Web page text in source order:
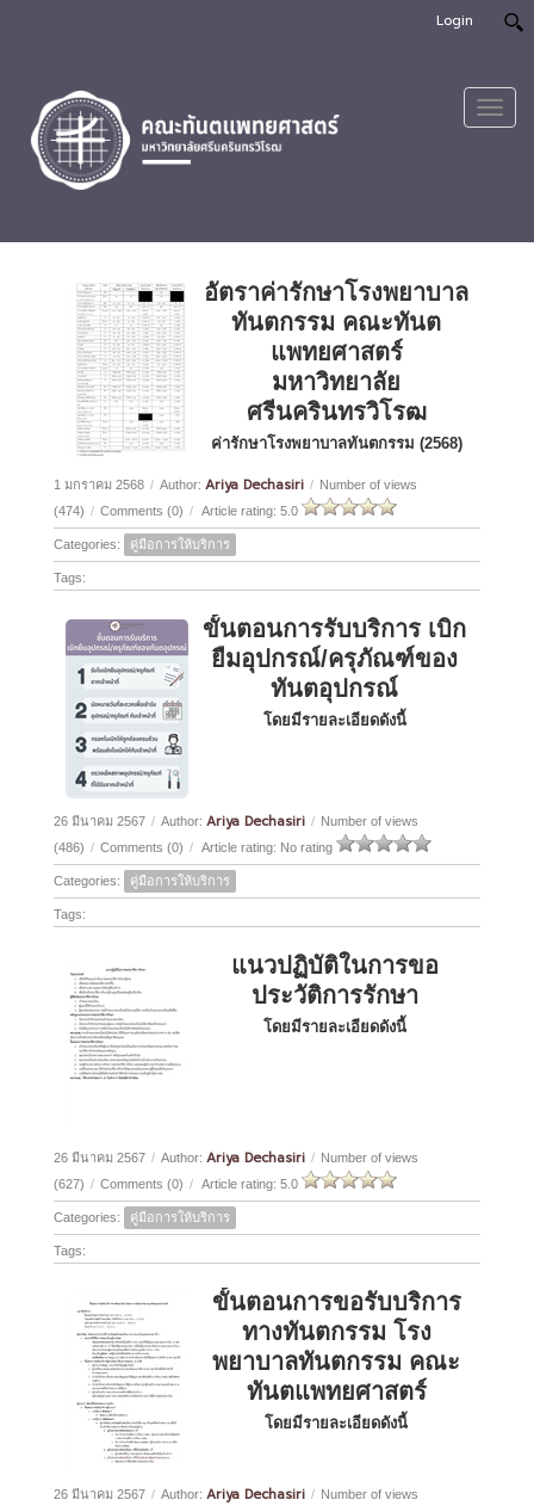
Login
อัตราค่ารักษาโรงพยาบาล
ทันตกรรม คณะทันต
แพทยศาสตร์
มหาวิทยาลัย
ศรีนครินทรวิโรฒ
ค่ารักษาโรงพยาบาลทันตกรรม (2568)
1 มกราคม 2568 / Author: Ariya Dechasiri / Number of views
(474) / Comments (0) / Article rating: 5.0
Categories: คู่มือการให้บริการ
Tags:
ขั้นตอนการรับบริการ เบิก
ยืมอุปกรณ์/ครุภัณฑ์ของ
ทันตอุปกรณ์
โดยมีรายละเอียดดังนี้
26 มีนาคม 2567 / Author: Ariya Dechasiri / Number of views
(486) / Comments (0) / Article rating: No rating
Categories: คู่มือการให้บริการ
Tags:
แนวปฏิบัติในการขอ
ประวัติการรักษา
โดยมีรายละเอียดดังนี้
26 มีนาคม 2567 / Author: Ariya Dechasiri / Number of views
(627) / Comments (0) / Article rating: 5.0
Categories: คู่มือการให้บริการ
Tags:
ขั้นตอนการขอรับบริการ
ทางทันตกรรม โรง
พยาบาลทันตกรรม คณะ
ทันตแพทยศาสตร์
โดยมีรายละเอียดดังนี้
26 มีนาคม 2567 / Author: Ariya Dechasiri / Number of views